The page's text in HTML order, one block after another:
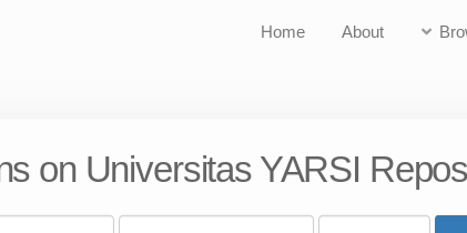
Home About
on Universitas YARSI